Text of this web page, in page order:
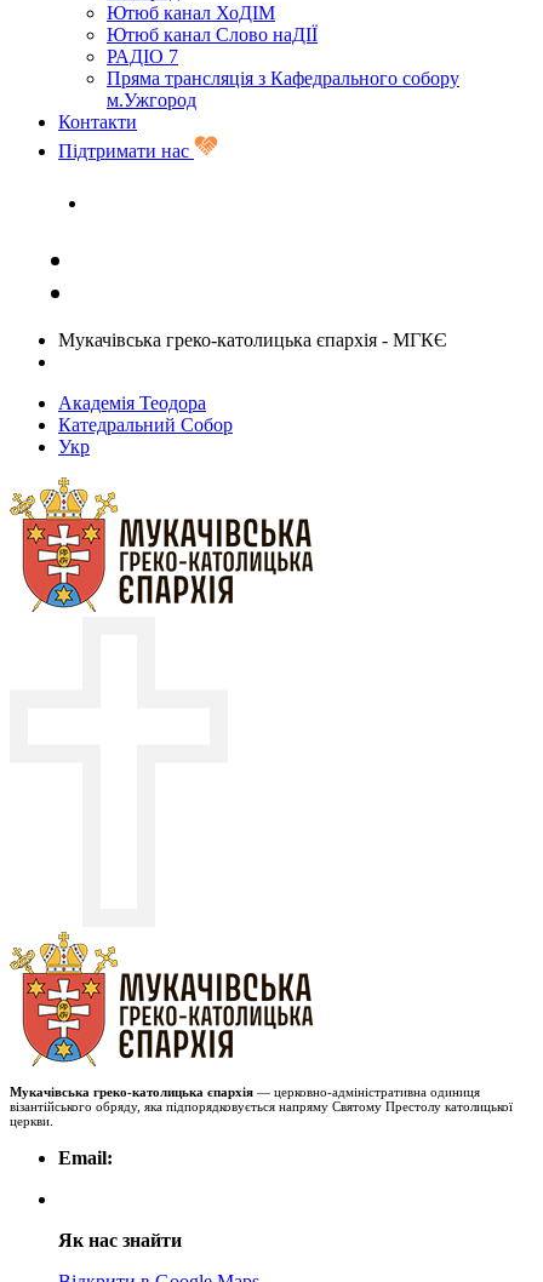
Ютюб канал ХоДІМ
Ютюб канал Слово наДІЇ
РАДІО 7
Пряма трансляція з Кафедрального собору
м.Ужгород
Контакти
Підтримати нас
Мукачівська греко-католицька єпархія - МГКЄ
Академія Теодора
Катедральний Собор
Укр
Мукачівська греко-католицька єпархія — церковно-адміністративна одиниця
візантійського обряду, яка підпорядковується напряму Святому Престолу католицької
церкви.
Email:
Як нас знайти